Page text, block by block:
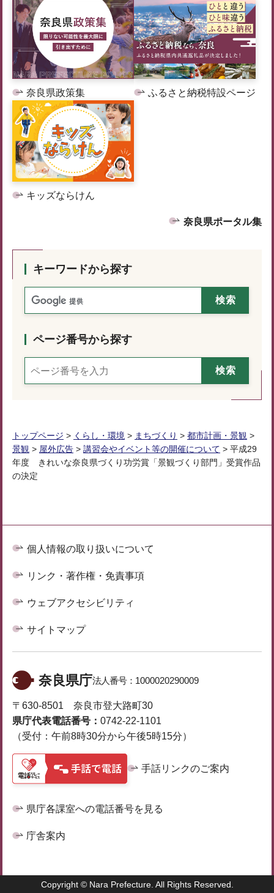
奈良県政策集 ふるさと納税特設ページ
キッズならけん
奈良県ポータル集
キーワードから探す
ページ番号から探す
トップページ > くらし・環境 > まちづくり > 都市計画・景観 >
景観 > 屋外広告 > 講習会やイベント等の開催について > 平成29
年度 きれいな奈良県づくり功労賞「景観づくり部門」受賞作品
の決定
個人情報の取り扱いについて
リンク・著作権・免責事項
ウェブアクセシビリティ
サイトマップ
奈良県庁法人番号： 1000020290009
〒630-8501 奈良市登大路町30
県庁代表電話番号： 0742-22-1101
（受付：午前8時30分から午後5時15分）
手話リンクのご案内
県庁各課室への電話番号を見る
庁舎案内
Copyright © Nara Prefecture. All Rights Reserved.